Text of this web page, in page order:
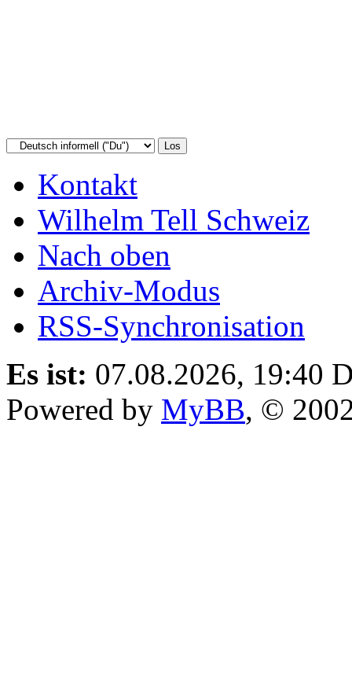
Kontakt
Wilhelm Tell Schweiz
Nach oben
Archiv-Modus
RSS-Synchronisation
Es ist: 07.08.2026, 19:40
Powered by MyBB, ©